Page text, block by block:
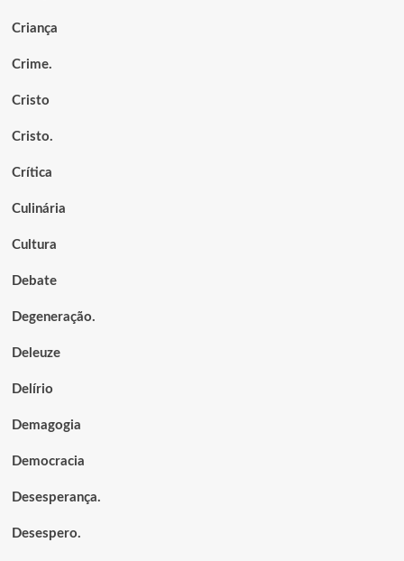
Criança
Crime.
Cristo
Cristo.
Crítica
Culinária
Cultura
Debate
Degeneração.
Deleuze
Delírio
Demagogia
Democracia
Desesperança.
Desespero.